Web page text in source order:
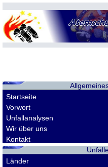
Startseite
Vorwort
Unfallanalysen
Wir über uns
Kontakt
Länder